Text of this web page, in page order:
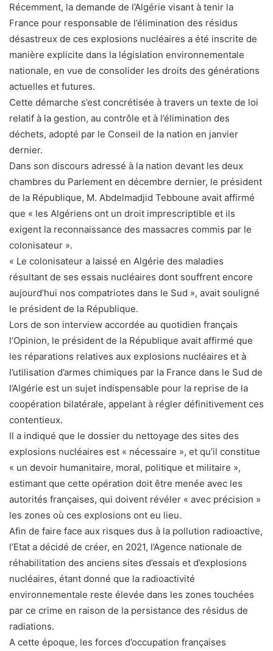
Récemment, la demande de l’Algérie visant à tenir la
France pour responsable de l’élimination des résidus
désastreux de ces explosions nucléaires a été inscrite de
manière explicite dans la législation environnementale
nationale, en vue de consolider les droits des générations
actuelles et futures.
Cette démarche s’est concrétisée à travers un texte de loi
relatif à la gestion, au contrôle et à l’élimination des
déchets, adopté par le Conseil de la nation en janvier
dernier.
Dans son discours adressé à la nation devant les deux
chambres du Parlement en décembre dernier, le président
de la République, M. Abdelmadjid Tebboune avait affirmé
que « les Algériens ont un droit imprescriptible et ils
exigent la reconnaissance des massacres commis par le
colonisateur ».
« Le colonisateur a laissé en Algérie des maladies
résultant de ses essais nucléaires dont souffrent encore
aujourd’hui nos compatriotes dans le Sud », avait souligné
le président de la République.
Lors de son interview accordée au quotidien français
l’Opinion, le président de la République avait affirmé que
les réparations relatives aux explosions nucléaires et à
l’utilisation d’armes chimiques par la France dans le Sud de
l’Algérie est un sujet indispensable pour la reprise de la
coopération bilatérale, appelant à régler définitivement ces
contentieux.
Il a indiqué que le dossier du nettoyage des sites des
explosions nucléaires est « nécessaire », et qu’il constitue
« un devoir humanitaire, moral, politique et militaire »,
estimant que cette opération doit être menée avec les
autorités françaises, qui doivent révéler « avec précision »
les zones où ces explosions ont eu lieu.
Afin de faire face aux risques dus à la pollution radioactive,
l’Etat a décidé de créer, en 2021, l’Agence nationale de
réhabilitation des anciens sites d’essais et d’explosions
nucléaires, étant donné que la radioactivité
environnementale reste élevée dans les zones touchées
par ce crime en raison de la persistance des résidus de
radiations.
A cette époque, les forces d’occupation françaises